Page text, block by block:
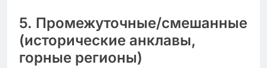
5. Промежуточные/смешанные
(исторические анклавы,
горные регионы)